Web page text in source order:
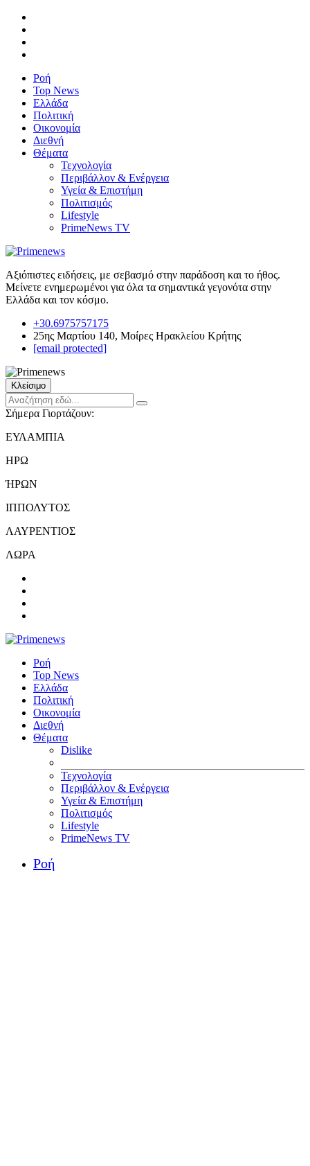
Ροή
Top News
Ελλάδα
Πολιτική
Οικονομία
Διεθνή
Θέματα
Τεχνολογία
Περιβάλλον & Ενέργεια
Υγεία & Επιστήμη
Πολιτισμός
Lifestyle
PrimeNews TV
Αξιόπιστες ειδήσεις, με σεβασμό στην παράδοση και το ήθος.
Μείνετε ενημερωμένοι για όλα τα σημαντικά γεγονότα στην
Ελλάδα και τον κόσμο.
+30.6975757175
25ης Μαρτίου 140, Μοίρες Ηρακλείου Κρήτης
[email protected]
Κλείσιμο
Σήμερα Γιορτάζουν:
ΕΥΛΑΜΠΙΑ
ΗΡΩ
ΉΡΩΝ
ΙΠΠΟΛΥΤΟΣ
ΛΑΥΡΕΝΤΙΟΣ
ΛΩΡΑ
Ροή
Top News
Ελλάδα
Πολιτική
Οικονομία
Διεθνή
Θέματα
Dislike
Τεχνολογία
Περιβάλλον & Ενέργεια
Υγεία & Επιστήμη
Πολιτισμός
Lifestyle
PrimeNews TV
Ροή